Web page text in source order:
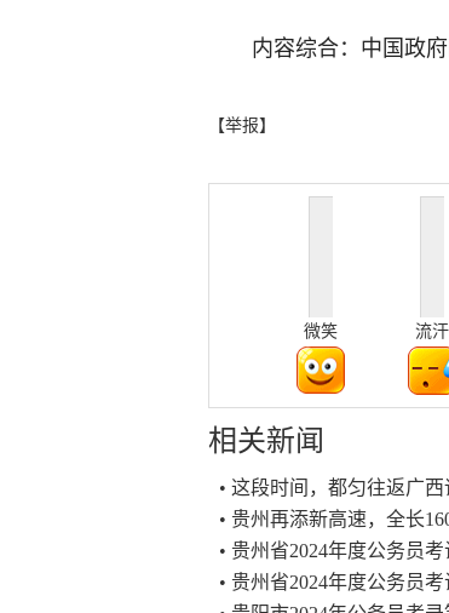
内容综合：中国
【举报】
微笑 流汗
相关新闻
• 这段时间，都匀往返广西
• 贵州再添新高速，全长
• 贵州省2024年度公务员
• 贵州省2024年度公务员考